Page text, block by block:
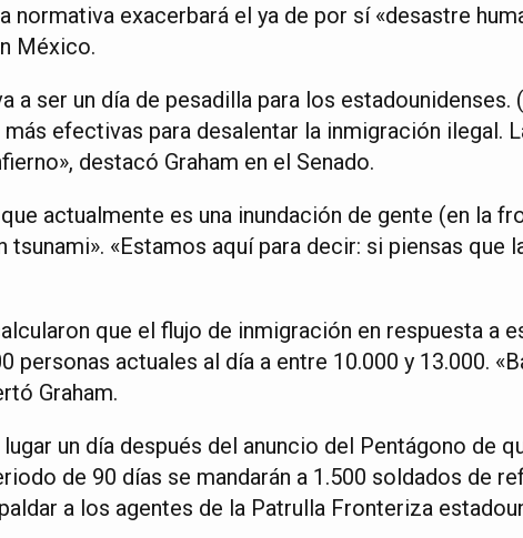
normativa exacerbará el ya de por sí «desastre
México.
a ser un día de pesadilla para los estadounidenses.
efectivas para desalentar la inmigración ilegal.
destacó Graham en el Senado.
que actualmente es una inundación de gente (en la
tsunami». «Estamos aquí para decir: si piensas que
que el flujo de inmigración en respuesta a
personas actuales al día a entre 10.000 y 13.000.
Graham.
un día después del anuncio del Pentágono de
de 90 días se mandarán a 1.500 soldados de
a los agentes de la Patrulla Fronteriza